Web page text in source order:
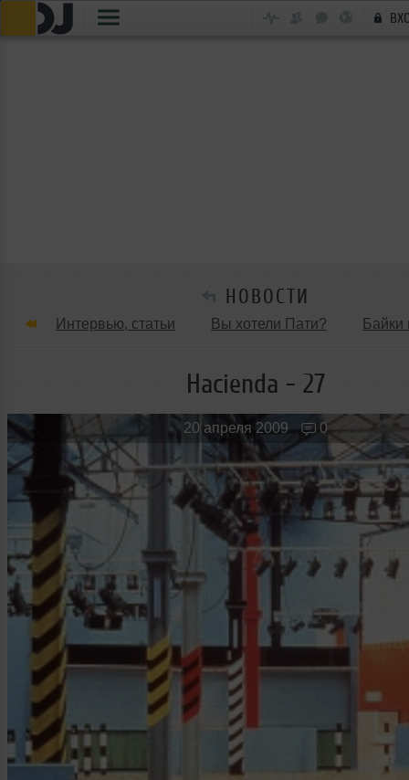
НОВОСТИ
Интервью, статьи Вы хотели Пати? Байки
Танцевальные стили Обзоры Вечеринок и
Новые лица Мужчина & Женщина
Hacienda - 27
20 апреля 2009 0